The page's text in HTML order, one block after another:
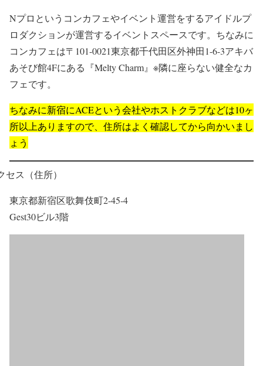
Nプロというコンカフェやイベント運営をするアイドルプ
ロダクションが運営するイベントスペースです。ちなみに
コンカフェは〒101-0021東京都千代田区外神田1-6-3アキバ
あそび館4Fにある『Melty Charm』※隣に座らない健全なカ
フェです。
ちなみに新宿にACEという会社やホストクラブなどは10ヶ
所以上ありますので、住所はよく確認してから向かいまし
ょう
セス（住所）
東京都新宿区歌舞伎町2-45-4
Gest30ビル3階